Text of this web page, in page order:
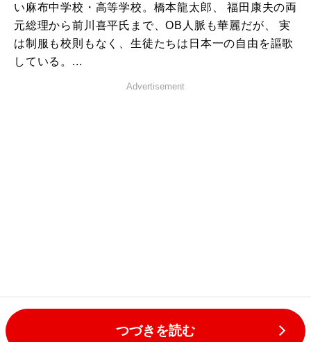
い麻布中学校・高等学校。橋本龍太郎、 福田康夫の両
元総理から前川喜平氏まで、OB人脈も華麗だが、 実
は制服も校則もなく、生徒たちは日本一の自由を謳歌
している。...
Advertisement
つづきを読む